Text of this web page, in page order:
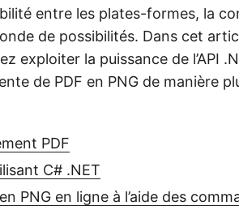
entre les plates-formes, la
de possibilités. Dans cet
exploiter la puissance de l’API
de PDF en PNG de manière
PDF
C# .NET
PNG en ligne à l’aide des